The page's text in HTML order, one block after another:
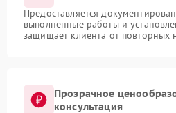
Предоставляется
выполненные работы и
защищает клиента от повторных
Прозрачное
консультация